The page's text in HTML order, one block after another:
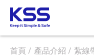
首頁 產品介紹 紮線